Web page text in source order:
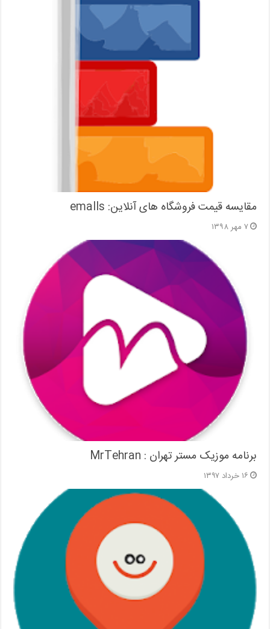
مقایسه قیمت فروشگاه های آنلاین: emalls
۷ مهر ۱۳۹۸
برنامه موزیک مستر تهران : MrTehran
۱۶ خرداد ۱۳۹۷